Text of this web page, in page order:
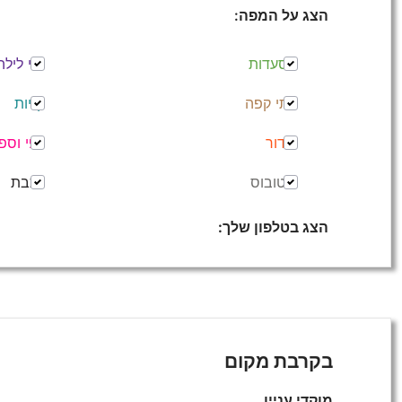
הצג על המפה:
מסעדות חיי
בתי קפה קניות
בידור יופי
אוטובוס רכבת
הצג בטלפון שלך:
בקרבת מקום